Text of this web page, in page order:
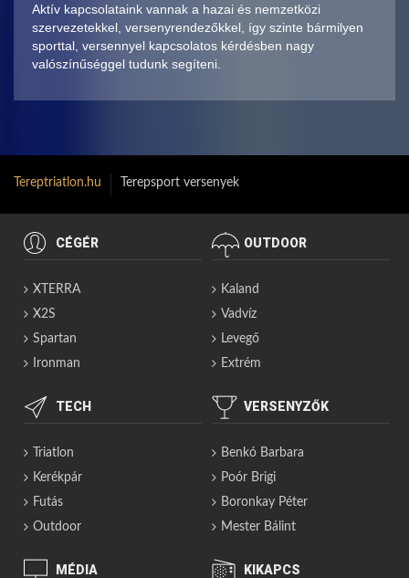
Aktív kapcsolataink vannak a hazai és nemzetközi
szervezetekkel, versenyrendezőkkel, így szinte bármilyen
sporttal, versennyel kapcsolatos kérdésben nagy
valószínűséggel tudunk segíteni.
Tereptriatlon.hu Terepsport versenyek
CÉGÉR
XTERRA
X2S
Spartan
Ironman
OUTDOOR
Kaland
Vadvíz
Levegő
Extrém
TECH
Triatlon
Kerékpár
Futás
Outdoor
VERSENYZŐK
Benkó Barbara
Poór Brigi
Boronkay Péter
Mester Bálint
MÉDIA KIKAPCS